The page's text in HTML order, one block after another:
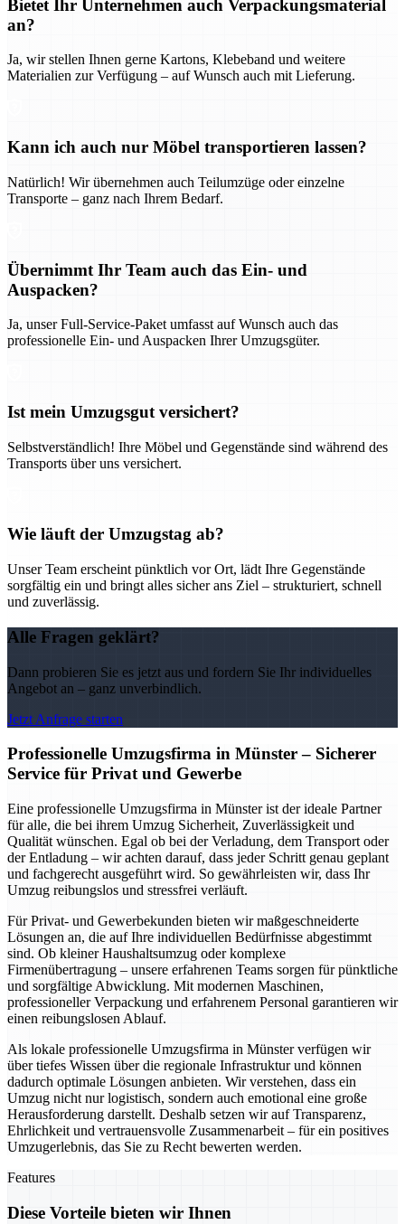
Bietet Ihr Unternehmen auch Verpackungsmaterial
an?
Ja, wir stellen Ihnen gerne Kartons, Klebeband und weitere
Materialien zur Verfügung – auf Wunsch auch mit Lieferung.
Kann ich auch nur Möbel transportieren lassen?
Natürlich! Wir übernehmen auch Teilumzüge oder einzelne
Transporte – ganz nach Ihrem Bedarf.
Übernimmt Ihr Team auch das Ein- und
Auspacken?
Ja, unser Full-Service-Paket umfasst auf Wunsch auch das
professionelle Ein- und Auspacken Ihrer Umzugsgüter.
Ist mein Umzugsgut versichert?
Selbstverständlich! Ihre Möbel und Gegenstände sind während des
Transports über uns versichert.
Wie läuft der Umzugstag ab?
Unser Team erscheint pünktlich vor Ort, lädt Ihre Gegenstände
sorgfältig ein und bringt alles sicher ans Ziel – strukturiert, schnell
und zuverlässig.
Alle Fragen geklärt?
Dann probieren Sie es jetzt aus und fordern Sie Ihr individuelles
Angebot an – ganz unverbindlich.
Jetzt Anfrage starten
Professionelle Umzugsfirma in Münster – Sicherer
Service für Privat und Gewerbe
Eine professionelle Umzugsfirma in Münster ist der ideale Partner
für alle, die bei ihrem Umzug Sicherheit, Zuverlässigkeit und
Qualität wünschen. Egal ob bei der Verladung, dem Transport oder
der Entladung – wir achten darauf, dass jeder Schritt genau geplant
und fachgerecht ausgeführt wird. So gewährleisten wir, dass Ihr
Umzug reibungslos und stressfrei verläuft.
Für Privat- und Gewerbekunden bieten wir maßgeschneiderte
Lösungen an, die auf Ihre individuellen Bedürfnisse abgestimmt
sind. Ob kleiner Haushaltsumzug oder komplexe
Firmenübertragung – unsere erfahrenen Teams sorgen für pünktliche
und sorgfältige Abwicklung. Mit modernen Maschinen,
professioneller Verpackung und erfahrenem Personal garantieren wir
einen reibungslosen Ablauf.
Als lokale professionelle Umzugsfirma in Münster verfügen wir
über tiefes Wissen über die regionale Infrastruktur und können
dadurch optimale Lösungen anbieten. Wir verstehen, dass ein
Umzug nicht nur logistisch, sondern auch emotional eine große
Herausforderung darstellt. Deshalb setzen wir auf Transparenz,
Ehrlichkeit und vertrauensvolle Zusammenarbeit – für ein positives
Umzugerlebnis, das Sie zu Recht bewerten werden.
Features
Diese Vorteile bieten wir Ihnen